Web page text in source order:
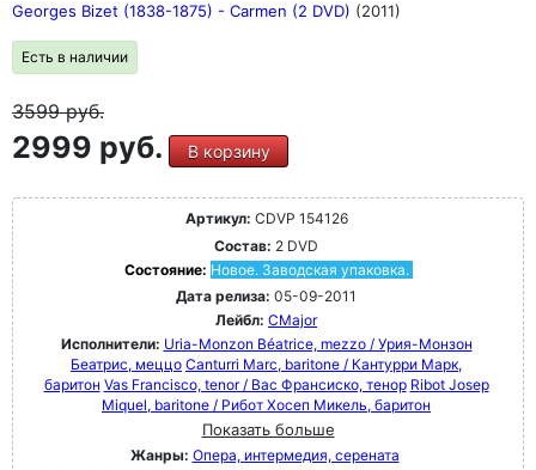
Georges Bizet (1838-1875) - Carmen (2 DVD) (2011)
Есть в наличии
3599руб.
2999 руб. В корзину
Артикул: CDVP 154126
Состав: 2 DVD
Состояние: Новое. Заводская упаковка.
Дата релиза: 05-09-2011
Лейбл: CMajor
Исполнители: Uria-Monzon Béatrice, mezzo / Урия-Монзон
Беатрис, меццо Canturri Marc, baritone / Кантурри Марк,
баритон Vas Francisco, tenor / Вас Франсиско, тенор Ribot Josep
Miquel, baritone / Рибот Хосеп Микель, баритон
Показать больше
Жанры: Опера, интермедия, серената